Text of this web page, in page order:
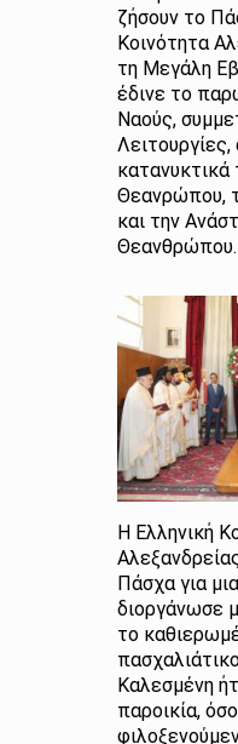
ζήσουν το
Κοινότητα
τη Μεγάλη
έδινε το
Ναούς,
Θεανρώπου,
και την
Θεανθρώπου.
Η Ελληνική
Πάσχα για
διοργάνωσε
το
Καλεσμένη
παροικία,